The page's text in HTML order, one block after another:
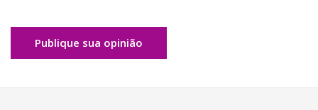
Publique sua opinião